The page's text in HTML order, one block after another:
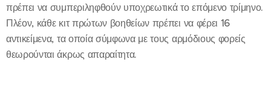
πρέπει να συμπεριληφθούν υποχρεωτικά το επόμενο τρίμηνο.
Πλέον, κάθε κιτ πρώτων βοηθείων πρέπει να φέρει 16
αντικείμενα, τα οποία σύμφωνα με τους αρμόδιους φορείς
θεωρούνται άκρως απαραίτητα.